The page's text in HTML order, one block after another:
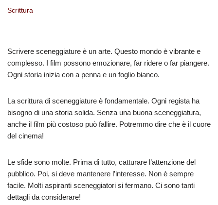
Scrittura
Scrivere sceneggiature è un arte. Questo mondo è vibrante e
complesso. I film possono emozionare, far ridere o far piangere.
Ogni storia inizia con a penna e un foglio bianco.
La scrittura di sceneggiature è fondamentale. Ogni regista ha
bisogno di una storia solida. Senza una buona sceneggiatura,
anche il film più costoso può fallire. Potremmo dire che è il cuore
del cinema!
Le sfide sono molte. Prima di tutto, catturare l’attenzione del
pubblico. Poi, si deve mantenere l’interesse. Non è sempre
facile. Molti aspiranti sceneggiatori si fermano. Ci sono tanti
dettagli da considerare!